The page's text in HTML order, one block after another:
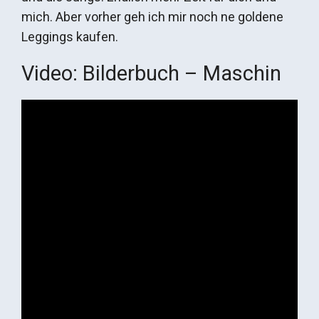
mich. Aber vorher geh ich mir noch ne goldene
Leggings kaufen.
Video: Bilderbuch – Maschin